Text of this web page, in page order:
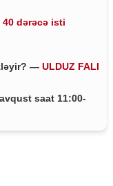
dərəcə isti
— ULDUZ FALI
saat 11:00-